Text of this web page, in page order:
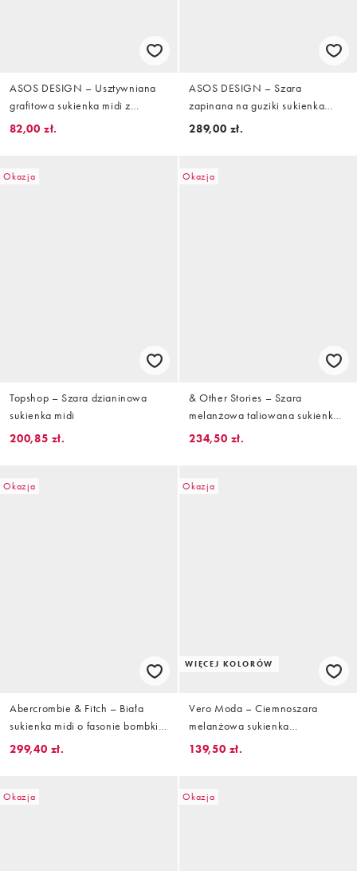
ASOS DESIGN – Usztywniana
grafitowa sukienka midi z
krótkimi rękawami i dekoltem w
82,00 zł.
ASOS DESIGN – Szara
zapinana na guziki sukienka
midi z prostym dekoltem
289,00 zł.
Okazja
Topshop – Szara dzianinowa
sukienka midi
200,85 zł.
Okazja
& Other Stories – Szara
melanżowa taliowana sukienka
dżersejowa bez rękawów
234,50 zł.
Okazja
Abercrombie & Fitch – Biała
sukienka midi o fasonie bombki,
z obniżoną talią
299,40 zł.
Okazja
WIĘCEJ KOLORÓW
Vero Moda – Ciemnoszara
melanżowa sukienka
dzianinowa midi z odwijanym
139,50 zł.
Okazja Okazja